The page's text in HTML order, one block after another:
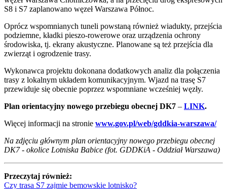
S8 i S7 zaplanowano węzeł Warszawa Północ.
Oprócz wspomnianych tuneli powstaną również wiadukty, przejścia
podziemne, kładki pieszo-rowerowe oraz urządzenia ochrony
środowiska, tj. ekrany akustyczne. Planowane są też przejścia dla
zwierząt i ogrodzenie trasy.
Wykonawca projektu dokonana dodatkowych analiz dla połączenia
trasy z lokalnym układem komunikacyjnym. Wjazd na trasę S7
przewiduje się obecnie poprzez wspomniane wcześniej węzły.
Plan orientacyjny nowego przebiegu obecnej DK7 – LINK.
Więcej informacji na stronie www.gov.pl/web/gddkia-warszawa/
Na zdjęciu głównym plan orientacyjny nowego przebiegu obecnej
DK7 - okolice Lotniska Babice (fot. GDDKiA - Oddział Warszawa)
Przeczytaj również:
Czy trasa S7 zajmie bemowskie lotnisko?